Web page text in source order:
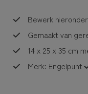
Bewerk
Gemaakt van
14 x 25 x 35 cm
Merk: Engelpunt